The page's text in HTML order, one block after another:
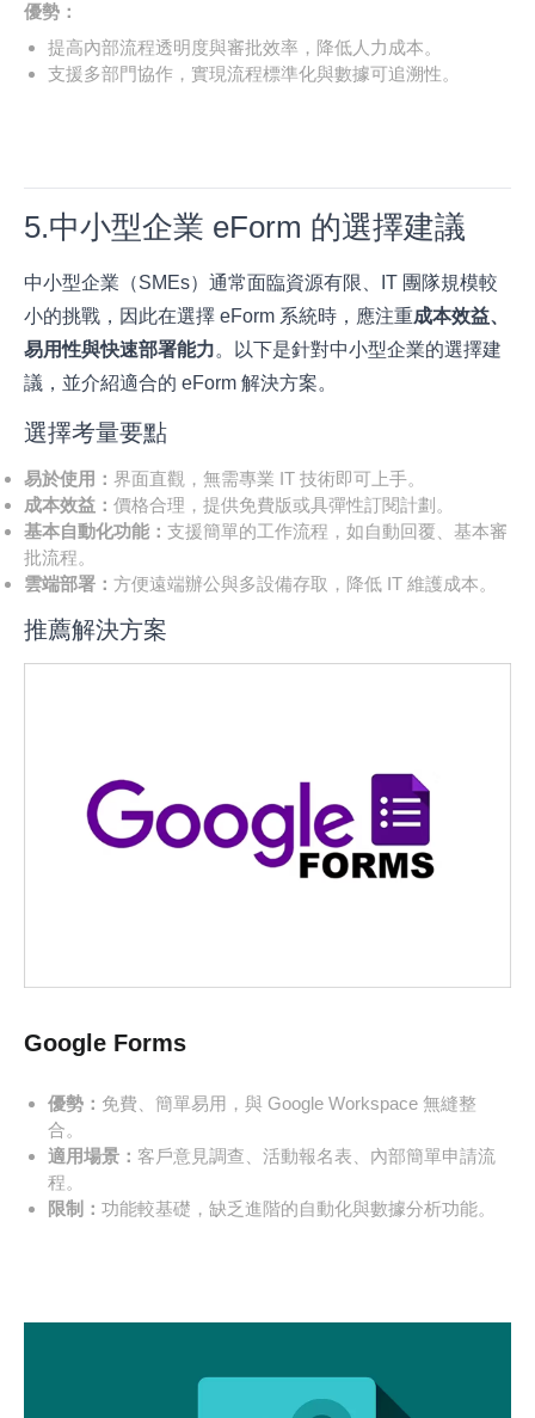
優勢：
提高內部流程透明度與審批效率，降低人力成本。
支援多部門協作，實現流程標準化與數據可追溯性。
5.中小型企業 eForm 的選擇建議
中小型企業（SMEs）通常面臨資源有限、IT 團隊規模較
小的挑戰，因此在選擇 eForm 系統時，應注重成本效益、
易用性與快速部署能力。以下是針對中小型企業的選擇建
議，並介紹適合的 eForm 解決方案。
選擇考量要點
易於使用：界面直觀，無需專業 IT 技術即可上手。
成本效益：價格合理，提供免費版或具彈性訂閱計劃。
基本自動化功能：支援簡單的工作流程，如自動回覆、基本審
批流程。
雲端部署：方便遠端辦公與多設備存取，降低 IT 維護成本。
推薦解決方案
Google Forms
優勢： 免費、簡單易用，與 Google Workspace 無縫整
合。
適用場景： 客戶意見調查、活動報名表、內部簡單申請流
程。
限制：功能較基礎，缺乏進階的自動化與數據分析功能。